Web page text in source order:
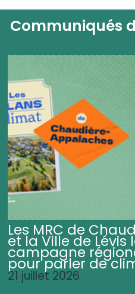
Communiqués
Les MRC de
et la Ville de
campagne
pour parler de
21 juillet 2026